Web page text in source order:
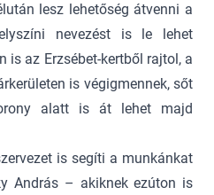
lesz lehetőség átvenni a
nevezést is le lehet
is az Erzsébet-kertből rajtol, a
is végigmennek, sőt
alatt is át lehet majd
is segíti a munkánkat
András – akiknek ezúton is